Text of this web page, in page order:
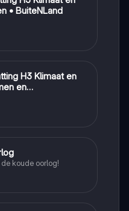
• BuiteNLand
H3 Klimaat en
en
koude oorlog!